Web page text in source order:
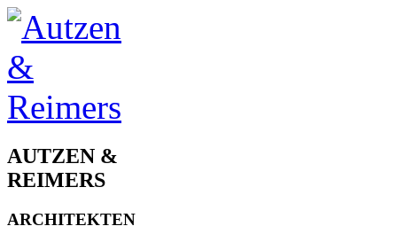
AUTZEN &
REIMERS
ARCHITEKTEN